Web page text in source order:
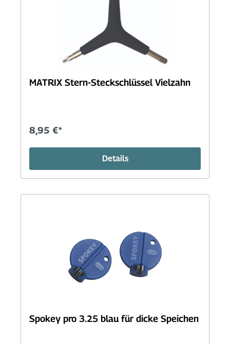
MATRIX Stern-Steckschlüssel Vielzahn
8,95 €*
Details
Spokey pro 3.25 blau für dicke Speichen